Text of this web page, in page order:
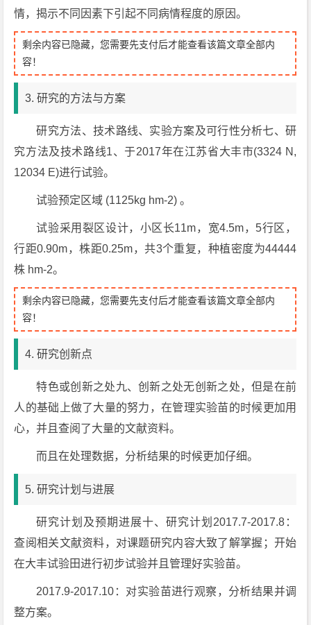
情，揭示不同因素下引起不同病情程度的原因。
剩余内容已隐藏，您需要先支付后才能查看该篇文章全部内
容！
3. 研究的方法与方案
研究方法、技术路线、实验方案及可行性分析七、研
究方法及技术路线1、于2017年在江苏省大丰市(3324 N,
12034 E)进行试验。
试验预定区域 (1125kg hm-2) 。
试验采用裂区设计，小区长11m，宽4.5m，5行区，
行距0.90m，株距0.25m，共3个重复，种植密度为44444
株 hm-2。
剩余内容已隐藏，您需要先支付后才能查看该篇文章全部内
容！
4. 研究创新点
特色或创新之处九、创新之处无创新之处，但是在前
人的基础上做了大量的努力，在管理实验苗的时候更加用
心，并且查阅了大量的文献资料。
而且在处理数据，分析结果的时候更加仔细。
5. 研究计划与进展
研究计划及预期进展十、研究计划2017.7-2017.8：
查阅相关文献资料，对课题研究内容大致了解掌握；开始
在大丰试验田进行初步试验并且管理好实验苗。
2017.9-2017.10：对实验苗进行观察，分析结果并调
整方案。